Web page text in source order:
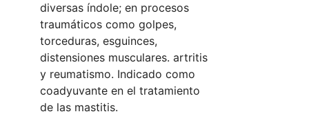
diversas índole; en procesos
traumáticos como golpes,
torceduras, esguinces,
distensiones musculares. artritis
y reumatismo. Indicado como
coadyuvante en el tratamiento
de las mastitis.